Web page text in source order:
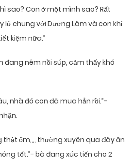
sao? Con ở một mình sao? Rất
lử chung với Dương Lâm và con khỉ
kiệm nữa.”
đang nêm nồi súp, cảm thấy khó
nhà đó con đã mua hẳn rồi.”-
thật ốm,,,, thường xuyên qua đây ăn
tốt.”- bà đang xúc tiến cho 2